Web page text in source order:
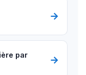
→
par
→